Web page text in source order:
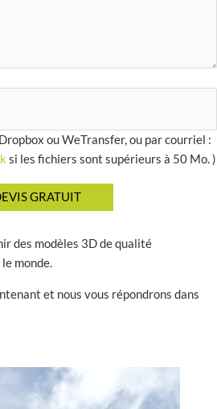
ou WeTransfer, ou par courriel :
si les fichiers sont supérieurs à 50 Mo. )
des modèles 3D de qualité
monde.
et nous vous répondrons dans